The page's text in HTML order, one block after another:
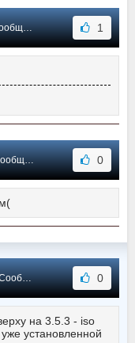
#6 1
#5 0
#4 0
на 3.5.3 - iso
установленной